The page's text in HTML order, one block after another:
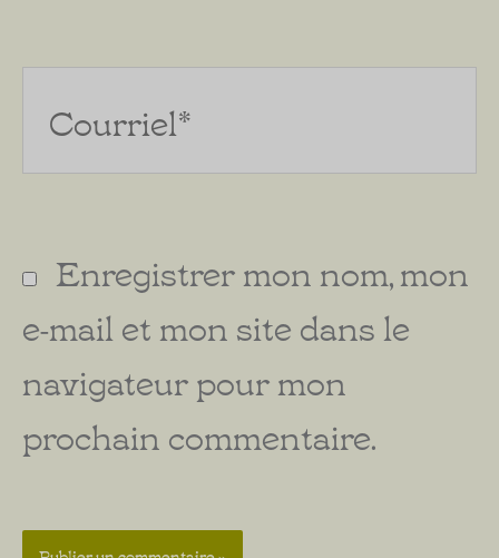
Enregistrer mon nom, mon
e-mail et mon site dans le
navigateur pour mon
prochain commentaire.